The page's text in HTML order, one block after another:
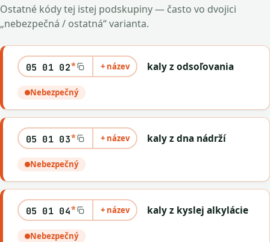
Ostatné kódy tej istej podskupiny — často vo dvojici
„nebezpečná / ostatná“ varianta.
05 01 02* + název kaly z odsoľovania
Nebezpečný
05 01 03* + název kaly z dna nádrží
Nebezpečný
05 01 04* + název kaly z kyslej alkylácie
Nebezpečný